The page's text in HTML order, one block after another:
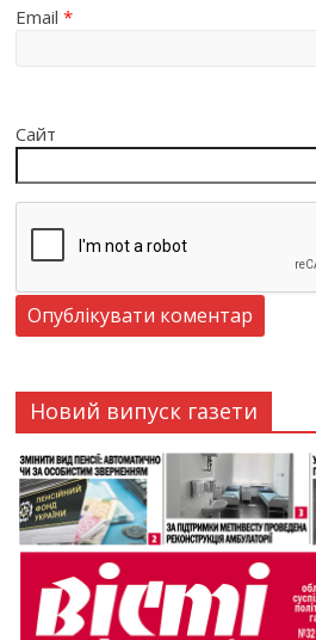
Email*
Сайт
Новий випуск газети